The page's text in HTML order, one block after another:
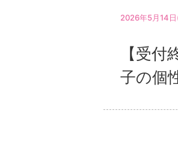
2026年5月14
【受
子の個